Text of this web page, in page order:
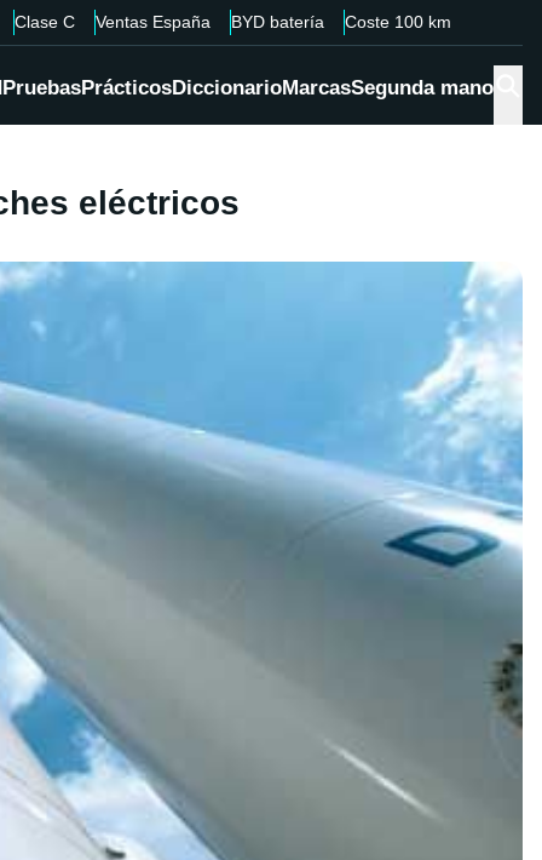
Clase C Ventas España BYD batería Coste 100 km
PruebasPrácticosDiccionarioMarcasSegunda mano
eléctricos